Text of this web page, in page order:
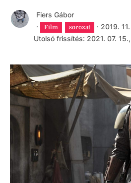
Fiers Gábor
·
Film sorozat · 2019.
Utolsó frissítés: 2021. 07.